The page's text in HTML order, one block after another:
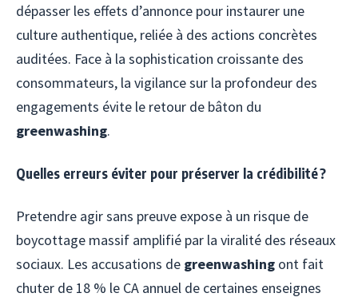
dépasser les effets d’annonce pour instaurer une
culture authentique, reliée à des actions concrètes
auditées. Face à la sophistication croissante des
consommateurs, la vigilance sur la profondeur des
engagements évite le retour de bâton du
greenwashing.
Quelles erreurs éviter pour préserver la crédibilité ?
Pretendre agir sans preuve expose à un risque de
boycottage massif amplifié par la viralité des réseaux
sociaux. Les accusations de greenwashing ont fait
chuter de 18 % le CA annuel de certaines enseignes